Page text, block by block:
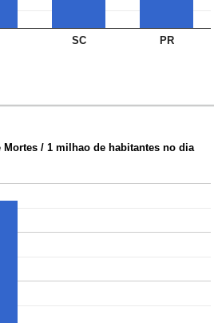
SC PR
Mortes / 1 milhao de habitantes no dia